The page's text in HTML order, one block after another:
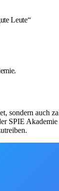
Leute“
auch
SPIE